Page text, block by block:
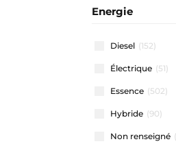
500X MY22
911 CARRERA
A1 ALLSTREET
A1 SPORTBACK
A3 ALLSTREET
A3 BERLINE (1)
Energie
Diesel (152)
Électrique (51)
Essence (502)
Hybride (90)
Non renseigné